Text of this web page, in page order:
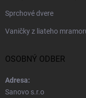
Sprchové dvere
Vaničky z liateho
OSOBNÝ ODBER
Adresa:
Sanovo s.r.o